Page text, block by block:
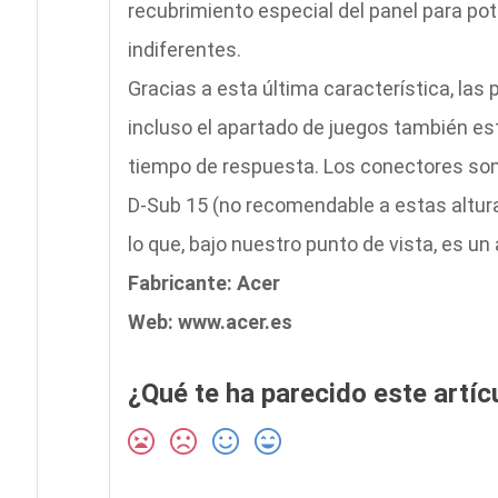
recubrimiento especial del panel para
indiferentes.
Gracias a esta última característica, las
incluso el apartado de juegos también
tiempo de respuesta. Los conectores
D-Sub 15 (no recomendable a estas
lo que, bajo nuestro punto de vista, es
Fabricante: Acer
Web: www.acer.es
¿Qué te ha parecido este